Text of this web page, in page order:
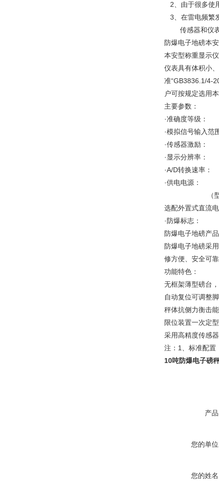
2、由于很多使
3、在雷电频繁
传感器和仪表
防爆电子地磅本
本安型称重显示
仪表具有体积小
准“GB3836.1/4-
户可按规定选用
主要参数：
·准确度等级
·模拟信号输入
·传感器激励：
·显示分辨率
·A/D转换速率
·供电电源：
（型号为
选配外置式直流
·防爆标志：
防爆电子地磅产
防爆电子地磅采
修方便、安全可
功能特色：
无框架薄型磅台
自动复位可调整
秤体抗侧力衡击
限位装置一次定型
采用高精度传感
注：1、标准配置
10吨防爆电子磅
产
您的单
您的姓